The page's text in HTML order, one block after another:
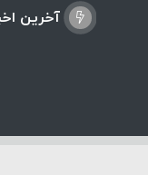
آخرین